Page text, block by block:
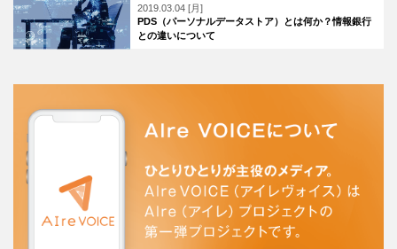
2019.03.04 [月]
PDS（パーソナルデータストア）とは何か？情報銀行
との違いについて